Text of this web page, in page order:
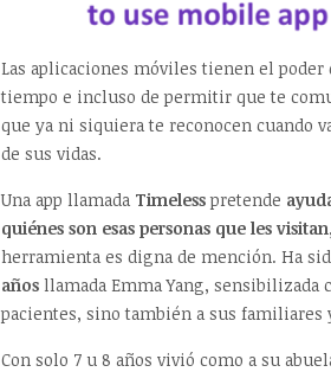
Las aplicaciones móviles tienen el
tiempo e incluso de permitir que te
que ya ni siquiera te reconocen cuando
de sus vidas.
Una app llamada Timelesspretende
quiénes son esas personas que les
herramienta es digna de mención. Ha
años llamada Emma Yang, sensibilizada
pacientes, sino también a sus familiares
Con solo 7 u 8 años vivió como a su